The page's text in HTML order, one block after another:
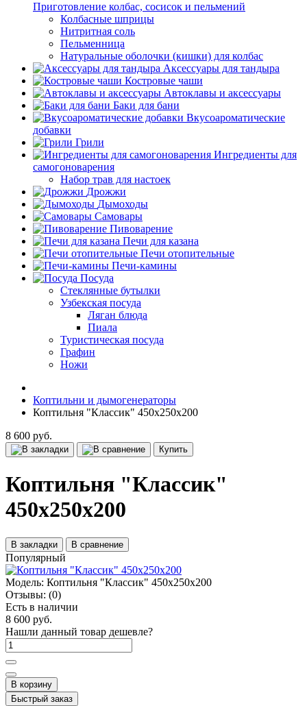
Приготовление колбас, сосисок и пельмений
Колбасные шприцы
Нитритная соль
Пельменница
Натуральные оболочки (кишки) для колбас
Аксессуары для тандыра
Костровые чаши
Автоклавы и аксессуары
Баки для бани
Вкусоароматические
добавки
Грили
Ингредиенты для
самогоноварения
Набор трав для настоек
Дрожжи
Дымоходы
Самовары
Пивоварение
Печи для казана
Печи отопительные
Печи-камины
Посуда
Стеклянные бутылки
Узбекская посуда
Ляган блюда
Пиала
Туристическая посуда
Графин
Ножи
Коптильни и дымогенераторы
Коптильня "Классик" 450х250х200
8 600 руб.
Купить
Коптильня "Классик"
450х250х200
В закладки В сравнение
Популярный
Модель: Коптильня "Классик" 450х250х200
Отзывы: (0)
Есть в наличии
8 600 руб.
Нашли данный товар дешевле?
В корзину
Быстрый заказ